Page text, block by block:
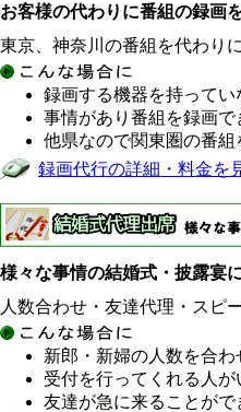
お客様の代わりに番組の録画
東京、神奈川の番組を代わり
録画する機器を持ってい
事情があり番組を録画で
他県なので関東圏の番組
録画代行の詳細・料金を
様々な事情の結婚式・披露宴
人数合わせ・友達代理・スピ
新郎・新婦の人数を合わ
受付を行ってくれる人が
友達が急に来ることがで